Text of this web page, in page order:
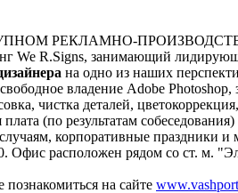
РЕКЛАМНО-
We R.Signs, занимающий
на одно из наших
владение Adobe
чистка деталей,
(по результатам
корпоративные праздники и
Офис расположен рядом со ст. м.
на сайте